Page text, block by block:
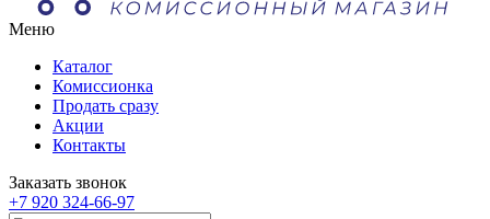
Меню
Каталог
Комиссионка
Продать сразу
Акции
Контакты
Заказать звонок
+7 920 324-66-97